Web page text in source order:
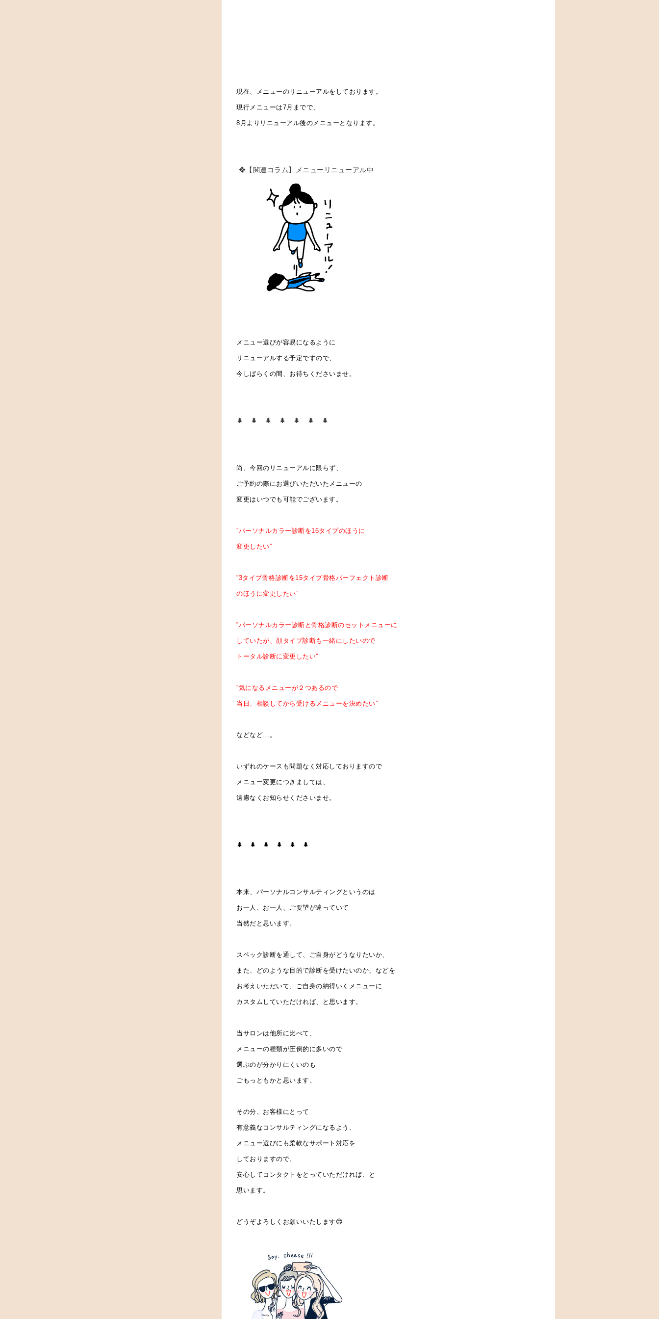
現在、メニューのリニューアルをしております。
現行メニューは7月までで、
8月よりリニューアル後のメニューとなります。
❖【関連コラム】メニューリニューアル中
メニュー選びが容易になるように
リニューアルする予定ですので、
今しばらくの間、お待ちくださいませ。
🌲 🌲 🌲 🌲 🌲 🌲 🌲
尚、今回のリニューアルに限らず、
ご予約の際にお選びいただいたメニューの
変更はいつでも可能でございます。
”パーソナルカラー診断を16タイプのほうに
変更したい”
”3タイプ骨格診断を15タイプ骨格パーフェクト診断
のほうに変更したい”
”パーソナルカラー診断と骨格診断のセットメニューに
していたが、顔タイプ診断も一緒にしたいので
トータル診断に変更したい”
”気になるメニューが２つあるので
当日、相談してから受けるメニューを決めたい”
などなど…。
いずれのケースも問題なく対応しておりますので
メニュー変更につきましては、
遠慮なくお知らせくださいませ。
🌲 🌲 🌲 🌲 🌲 🌲
本来、パーソナルコンサルティングというのは
お一人、お一人、ご要望が違っていて
当然だと思います。
スペック診断を通して、ご自身がどうなりたいか、
また、どのような目的で診断を受けたいのか、などを
お考えいただいて、ご自身の納得いくメニューに
カスタムしていただければ、と思います。
当サロンは他所に比べて、
メニューの種類が圧倒的に多いので
選ぶのが分かりにくいのも
ごもっともかと思います。
その分、お客様にとって
有意義なコンサルティングになるよう、
メニュー選びにも柔軟なサポート対応を
しておりますので、
安心してコンタクトをとっていただければ、と
思います。
どうぞよろしくお願いいたします😊